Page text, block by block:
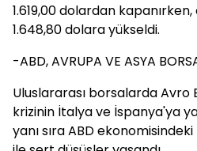
1.619,00 dolardan
1.648,80 dolara yükseldi.
-ABD, AVRUPA VE ASYA
Uluslararası borsalarda Avro
krizinin İtalya ve İspanya'ya
yanı sıra ABD